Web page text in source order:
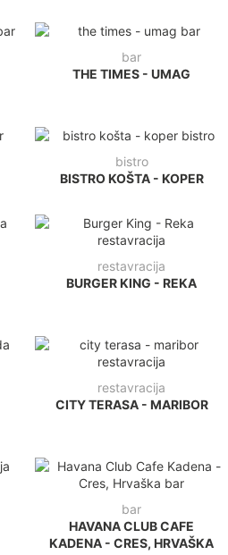
bar
THE TIMES - UMAG
bistro
BISTRO KOŠTA - KOPER
restavracija
BURGER KING - REKA
restavracija
CITY TERASA - MARIBOR
bar
HAVANA CLUB CAFE
KADENA - CRES, HRVAŠKA